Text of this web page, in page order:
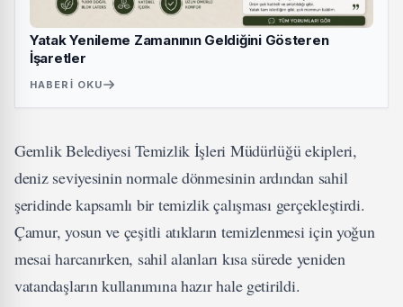
Yatak Yenileme Zamanının Geldiğini Gösteren
İşaretler
HABERI OKU
Gemlik Belediyesi Temizlik İşleri Müdürlüğü ekipleri,
deniz seviyesinin normale dönmesinin ardından sahil
şeridinde kapsamlı bir temizlik çalışması gerçekleştirdi.
Çamur, yosun ve çeşitli atıkların temizlenmesi için yoğun
mesai harcanırken, sahil alanları kısa sürede yeniden
vatandaşların kullanımına hazır hale getirildi.